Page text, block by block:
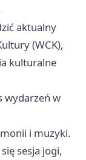
aktualny
(WCK),
kulturalne
wydarzeń w
i muzyki.
sesja jogi,